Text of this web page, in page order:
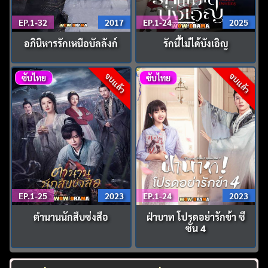
EP.1-32 2017
อภินิหารรักเหนือบัลลังก์
EP.1-24 2025
รักนี้ไม่ได้บังเอิญ
จบแล้ว
ซับไทย
EP.1-25 2023
ตำนานนักสืบซ่งสือ
จบแล้ว
ซับไทย
EP.1-24 2023
ฝ่าบาท โปรดอย่ารักข้า ซี
ซั่น 4